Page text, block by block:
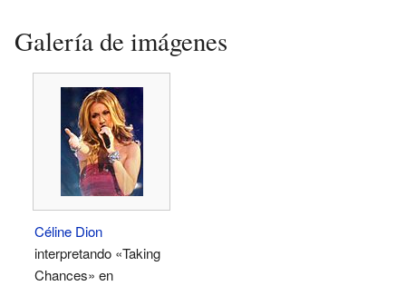
Galería de imágenes
Céline Dion
interpretando «Taking
Chances» en